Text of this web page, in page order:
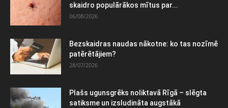
skaidro populārākos mītus par...
06/08/2026
Bezskaidras naudas nākotne: ko tas nozīmē
patērētājiem?
28/07/2026
Plašs ugunsgrēks noliktavā Rīgā – slēgta
satiksme un izsludināta augstākā